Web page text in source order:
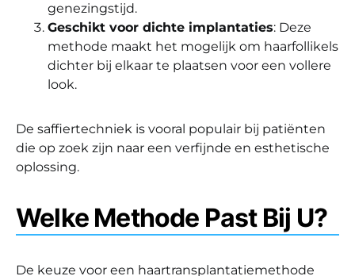
genezingstijd.
Geschikt voor dichte implantaties: Deze
methode maakt het mogelijk om haarfollikels
dichter bij elkaar te plaatsen voor een vollere
look.
De saffiertechniek is vooral populair bij patiënten
die op zoek zijn naar een verfijnde en esthetische
oplossing.
Welke Methode Past Bij U?
De keuze voor een haartransplantatiemethode